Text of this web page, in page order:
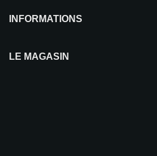
INFORMATIONS
LE MAGASIN